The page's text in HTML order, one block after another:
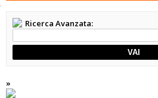
Ricerca Avanzata:
VAI
»